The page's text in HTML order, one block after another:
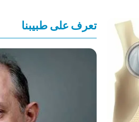
تعرف على طبيبنا